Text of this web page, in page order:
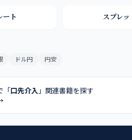
ート スプレッ
ドル円 円安
「口先介入 」関連書籍を探す